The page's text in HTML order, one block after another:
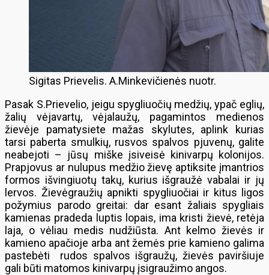
Sigitas Prievelis. A.Minkevičienės nuotr.
Pasak S.Prievelio, jeigu spygliuočių medžių, ypač eglių,
žalių vėjavartų, vėjalaužų, pagamintos medienos
žievėje pamatysiete mažas skylutes, aplink kurias
tarsi paberta smulkių, rusvos spalvos pjuvenų, galite
neabejoti – jūsų miške įsiveisė kinivarpų kolonijos.
Prapjovus ar nulupus medžio žievę aptiksite įmantrios
formos išvingiuotų takų, kurius išgraužė vabalai ir jų
lervos. Žievėgraužių apnikti spygliuočiai ir kitus ligos
požymius parodo greitai: dar esant žaliais spygliais
kamienas pradeda luptis lopais, ima kristi žievė, retėja
laja, o vėliau medis nudžiūsta. Ant kelmo žievės ir
kamieno apačioje arba ant žemės prie kamieno galima
pastebėti rudos spalvos išgraužų, žievės paviršiuje
gali būti matomos kinivarpų įsigraužimo angos.